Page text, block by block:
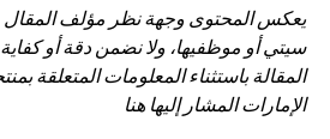
يعكس المحتوى وجهة نظر مؤلف المقال
سيتي أو موظفيها، ولا نضمن دقة أو
المقالة باستثناء المعلومات المتعلقة
الإمارات المشار إليها هنا